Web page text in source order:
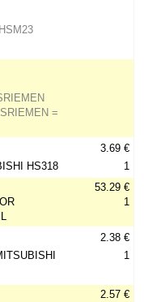
=
HS318
3.69 €
1
53.29 €
1
2.38 €
1
2.57 €